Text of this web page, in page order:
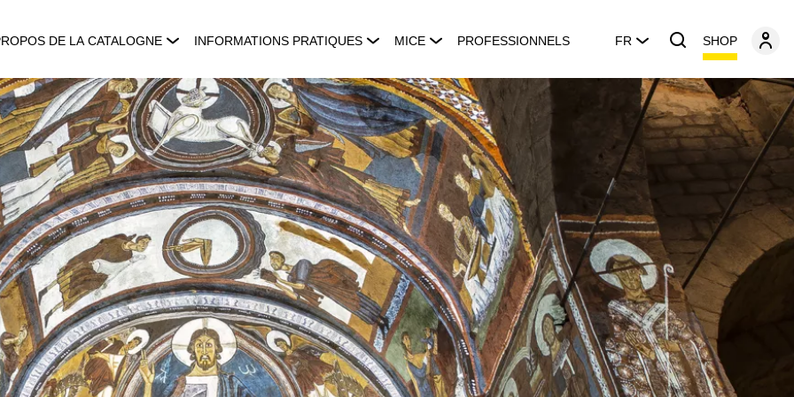
DE LA CATALOGNE INFORMATIONS PRATIQUES MICE PROFESSIONNELS FR SHOP